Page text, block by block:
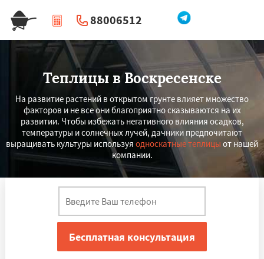
88006512
| Перезвоните мне
Теплицы в Воскресенске
На развитие растений в открытом грунте влияет множество
факторов и не все они благоприятно сказываются на их
развитии. Чтобы избежать негативного влияния осадков,
температуры и солнечных лучей, дачники предпочитают
выращивать культуры используя односкатные теплицы от нашей
компании.